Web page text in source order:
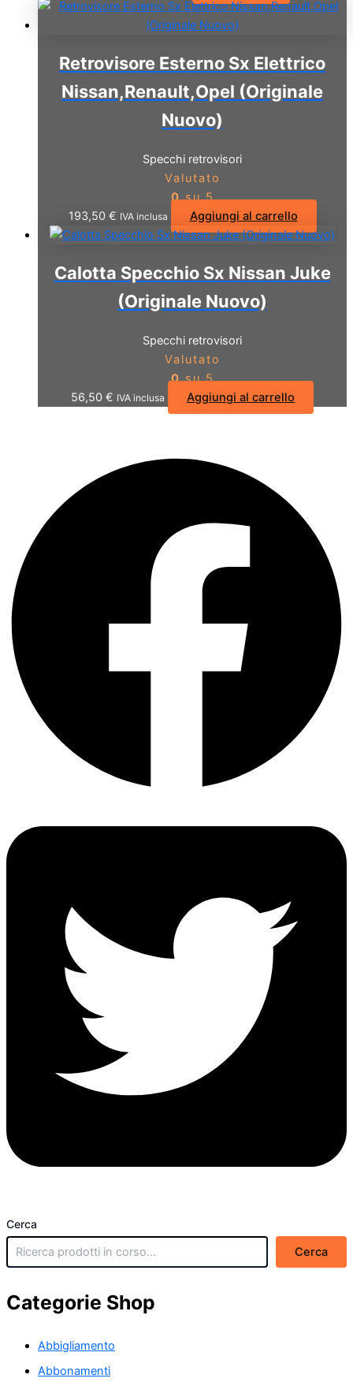
Retrovisore Esterno Sx Elettrico
Nissan,Renault,Opel (Originale
Nuovo)
Specchi retrovisori
Valutato
0su 5
193,50 € IVA inclusa Aggiungi al carrello
Calotta Specchio Sx Nissan Juke
(Originale Nuovo)
Specchi retrovisori
Valutato
0su 5
56,50 € IVA inclusa Aggiungi al carrello
Cerca
Cerca
Categorie Shop
Abbigliamento
Abbonamenti